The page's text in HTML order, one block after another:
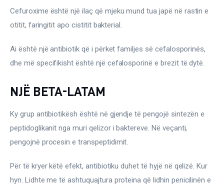
Nena dhe Femija
Okulistike
Ortopedi dhe Fizioterapi
Psikologji
Cefuroxime është një ilaç që mjeku mund tua japë në rastin e
otitit, faringitit apo cistitit bakterial.
Ai është një antibiotik që i përket familjes së cefalosporinës,
dhe më specifikisht është një cefalosporinë e brezit të dytë.
NJË BETA-LATAM
Ky grup antibiotikësh është në gjendje të pengojë sintezën e
peptidoglikanit nga muri qelizor i baktereve. Në veçanti,
pengojnë procesin e transpeptidimit.
Për të kryer këtë efekt, antibiotiku duhet të hyjë në qelizë. Kur
hyn. Lidhte me të ashtuquajtura proteina që lidhin penicilinën e